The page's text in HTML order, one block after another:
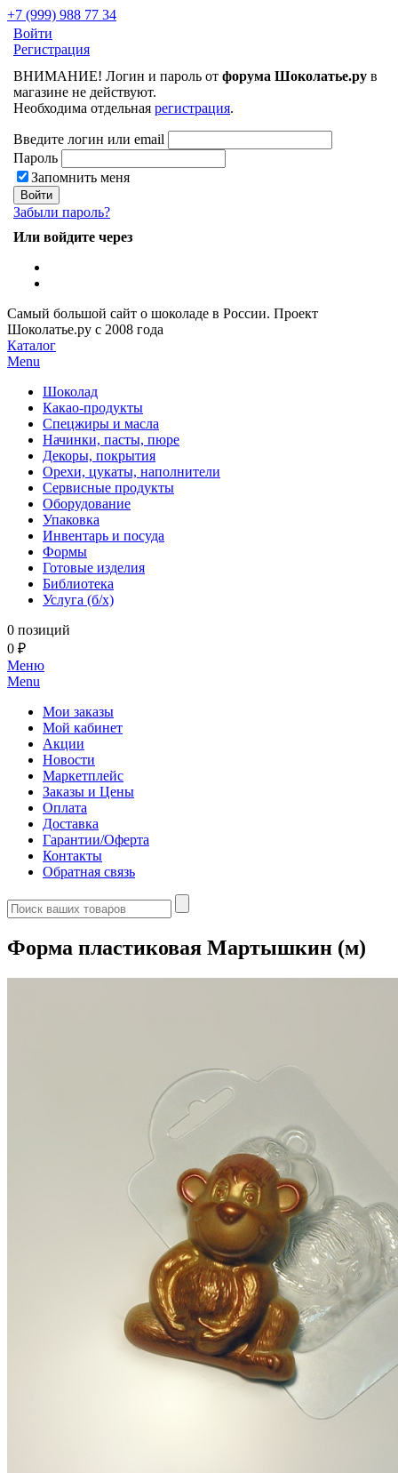
+7 (999) 988 77 34
Войти
Регистрация
ВНИМАНИЕ! Логин и пароль от форума Шоколатье.ру в
магазине не действуют.
Необходима отдельная регистрация.
Введите логин или email
Пароль
Запомнить меня
Забыли пароль?
Или войдите через
Самый большой сайт о шоколаде в России. Проект
Шоколатье.ру с 2008 года
Каталог
Menu
Шоколад
Какао-продукты
Спецжиры и масла
Начинки, пасты, пюре
Декоры, покрытия
Орехи, цукаты, наполнители
Сервисные продукты
Оборудование
Упаковка
Инвентарь и посуда
Формы
Готовые изделия
Библиотека
Услуга (б/х)
0 позиций
0 ₽
Меню
Menu
Мои заказы
Мой кабинет
Акции
Новости
Маркетплейс
Заказы и Цены
Оплата
Доставка
Гарантии/Оферта
Контакты
Обратная связь
Форма пластиковая Мартышкин (м)